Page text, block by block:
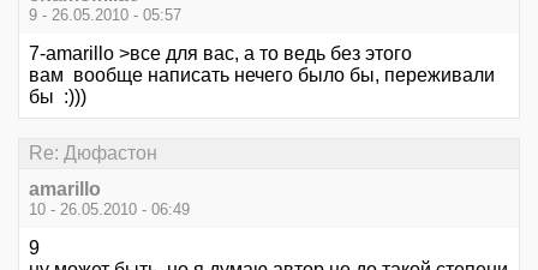
9 - 26.05.2010 - 05:57
7-amarillo >все для вас, а то ведь без этого
вам вообще написать нечего было бы, переживали
бы :)))
Re: Дюфастон
amarillo
10 - 26.05.2010 - 06:49
9